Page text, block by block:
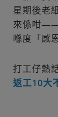
星期後老
來係咁
喺度「感
打工仔熱
返工10大